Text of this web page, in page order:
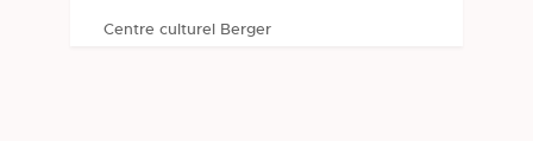
Centre culturel Berger